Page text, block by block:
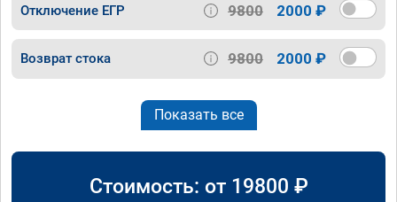
Отключение ЕГР 9800 2000 ₽
Возврат стока 9800 2000 ₽
Показать все
Стоимость: от 19800 ₽